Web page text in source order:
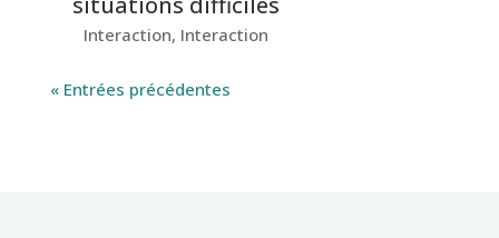
Interaction, Interaction
« Entrées précédentes